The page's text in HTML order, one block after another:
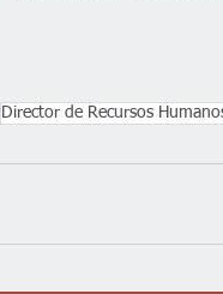
Director de Recursos